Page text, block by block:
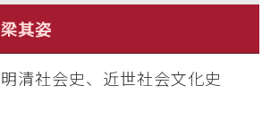
梁其姿
明清社会史、近世社会文化史